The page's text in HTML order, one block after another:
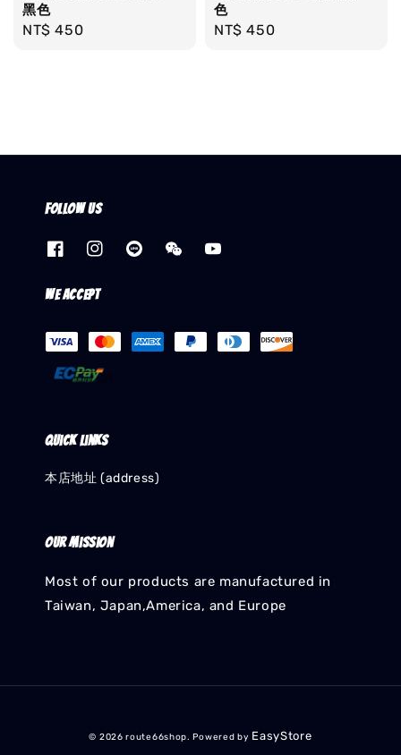
黑色
Regular
NT$ 450
色
Regular
NT$ 450
Follow us
We accept
Quick links
本店地址 (address)
Our mission
Most of our products are manufactured in
Taiwan, Japan,America, and Europe
© 2026 route66shop. Powered by EasyStore